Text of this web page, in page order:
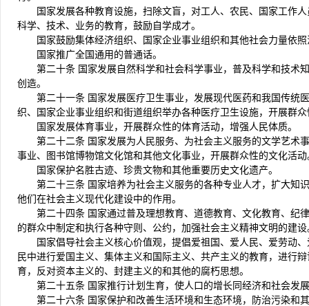
国家发展各种教育设施，扫除文盲，对工人、农民、国家工作
科学、技术、业务的教育，鼓励自学成才。
国家鼓励集体经济组织、国家企业事业组织和其他社会力量依
国家推广全国通用的普通话。
第二十条 国家发展自然科学和社会科学事业，普及科学和技术
创造。
第二十一条 国家发展医疗卫生事业，发展现代医药和我国传统
织、国家企业事业组织和街道组织举办各种医疗卫生设施，开展群
国家发展体育事业，开展群众性的体育活动，增强人民体质。
第二十二条 国家发展为人民服务、为社会主义服务的文学艺术
事业、图书馆博物馆文化馆和其他文化事业，开展群众性的文化活动
国家保护名胜古迹、珍贵文物和其他重要历史文化遗产。
第二十三条 国家培养为社会主义服务的各种专业人才，扩大知
他们在社会主义现代化建设中的作用。
第二十四条 国家通过普及理想教育、道德教育、文化教育、纪
的群众中制定和执行各种守则、公约，加强社会主义精神文明的建设
国家倡导社会主义核心价值观，提倡爱祖国、爱人民、爱劳动
民中进行爱国主义、集体主义和国际主义、共产主义的教育，进行
育，反对资本主义的、封建主义的和其他的腐朽思想。
第二十五条 国家推行计划生育，使人口的增长同经济和社会发
第二十六条 国家保护和改善生活环境和生态环境，防治污染和